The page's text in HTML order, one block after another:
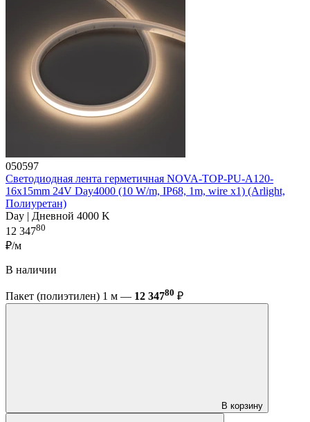
050597
Светодиодная лента герметичная NOVA-TOP-PU-A120-
16x15mm 24V Day4000 (10 W/m, IP68, 1m, wire x1) (Arlight,
Полиуретан)
Day | Дневной 4000 K
12 34780
₽/м
В наличии
Пакет (полиэтилен) 1 м — 12 34780 ₽
В корзину